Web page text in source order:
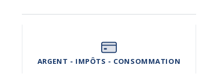
ARGENT - IMPÔTS - CONSOMMATION